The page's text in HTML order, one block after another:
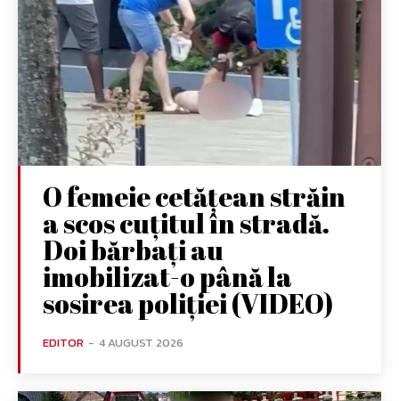
O femeie cetățean străin
a scos cuțitul în stradă.
Doi bărbați au
imobilizat-o până la
sosirea poliției (VIDEO)
EDITOR - 4 AUGUST 2026